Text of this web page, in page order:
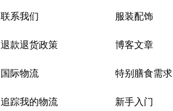
联系我们
退款退货政策
国际物流
追踪我的物流
服装配饰
博客文章
特别膳食需求
新手入门